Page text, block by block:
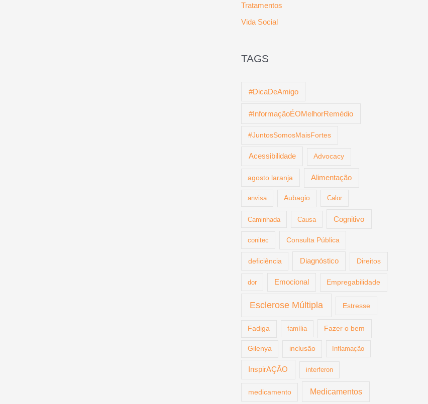
Tratamentos
Vida Social
TAGS
#DicaDeAmigo
#InformaçãoÉOMelhorRemédio
#JuntosSomosMaisFortes
Acessibilidade Advocacy
agosto laranja Alimentação
anvisa Aubagio Calor
Caminhada Causa Cognitivo
conitec Consulta Pública
deficiência Diagnóstico Direitos
dor Emocional Empregabilidade
Esclerose Múltipla Estresse
Fadiga família Fazer o bem
Gilenya inclusão Inflamação
InspirAÇÃO interferon
medicamento Medicamentos